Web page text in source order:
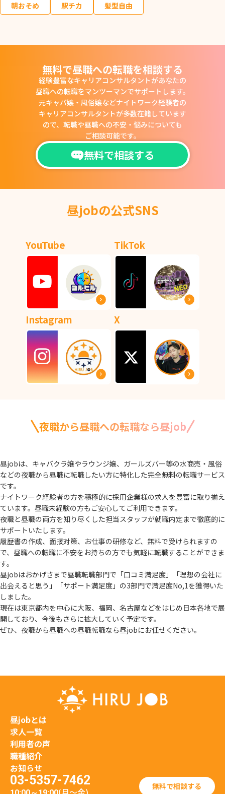
朝おそめ
駅チカ 髪型自由
無料で昼職への転職を相談する
経験豊富なキャリアコンサルタントがあなたの
昼職への転職をマンツーマンでサポートします。
元キャバ嬢・風俗嬢などナイトワーク経験者の
キャリアコンサルタントが多数在籍しています
ので、 転職や昼職への不安・悩みについても
ご相談可能です。
無料で相談する
昼jobの公式SNS
YouTube TikTok
Instagram X
夜職から昼職への転職なら昼job
昼jobは、キャバクラ嬢やラウンジ嬢、ガールズバー等の水商売・風俗
などの夜職から昼職に転職したい方に特化した完全無料の転職サービス
です。
ナイトワーク経験者の方を積極的に採用企業様の求人を豊富に取り揃え
ています。 昼職未経験の方もご安心してご利用できます。
夜職と昼職の両方を知り尽くした担当スタッフが就職内定まで徹底的に
サポートいたします。
履歴書の作成、面接対策、お仕事の研修など、無料で受けられますの
で、 昼職への転職に不安をお持ちの方でも気軽に転職することができま
す。
昼jobはおかげさまで昼職転職部門で「口コミ満足度」「理想の会社に
出会えると思う」
「サポート満足度」の3部門で満足度No,1を獲得いた
しました。
現在は東京都内を中心に大阪、福岡、名古屋などをはじめ日本各地で展
開しており、 今後もさらに拡大していく予定です。
ぜひ、夜職から昼職への昼職転職なら昼jobにお任せください。
昼jobとは
求人一覧
利用者の声
職種紹介
お知らせ
03-5357-7462 無料で相談する